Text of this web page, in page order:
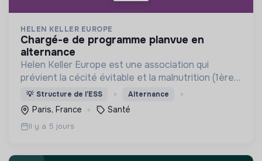
HELEN KELLER EUROPE
chargé-e de programme planvue en
alternance
Helen Keller Europe est une association qui
prévient la cécité évitable et la malnutrition (1ère
cause de cécité chez les enfants de moins de 5
ans) en Afrique, en Asie et en France.
💡 Structure de l’ESS Alternance
Paris, France Santé
Il y a 5 jours